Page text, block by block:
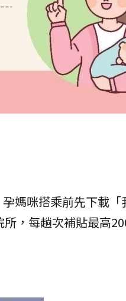
媽咪搭乘前先下載「
，每趟次補貼最高